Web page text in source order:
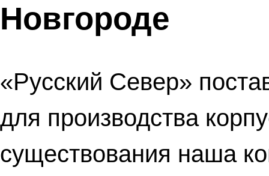
Новгороде
«Русский Север»
для производства
существования наша